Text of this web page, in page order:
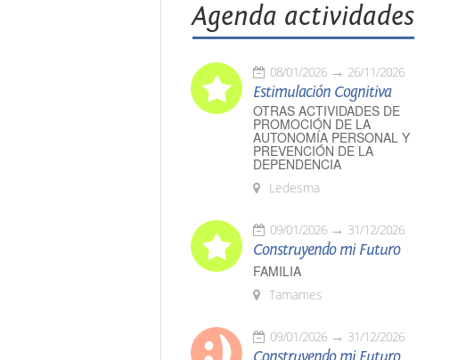
Agenda actividades
08/01/2026 26/11/2026
Estimulación Cognitiva
OTRAS ACTIVIDADES DE
PROMOCIÓN DE LA
AUTONOMÍA PERSONAL Y
PREVENCIÓN DE LA
DEPENDENCIA
Ledesma
09/01/2026 31/12/2026
Construyendo mi Futuro
FAMILIA
Tamames
09/01/2026 31/12/2026